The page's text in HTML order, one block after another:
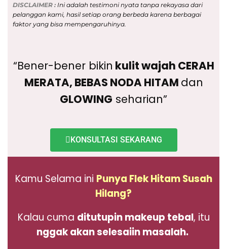
DISCLAIMER : Ini adalah testimoni nyata tanpa rekayasa dari
pelanggan kami, hasil setiap orang berbeda karena berbagai
faktor yang bisa mempengaruhinya.
“Bener-bener bikin kulit wajah CERAH
MERATA, BEBAS NODA HITAM dan
GLOWING seharian”
KONSULTASI SEKARANG
Kamu Selama ini Punya Flek Hitam Susah
Hilang?
Kalau cuma ditutupin makeup tebal, itu
nggak akan selesaiin masalah.